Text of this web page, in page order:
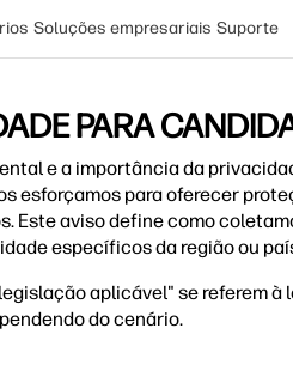
Soluções empresariais Suporte
PARA
e a importância da
esforçamos para oferecer
aviso define como
específicos da região ou
aplicável" se referem
do cenário.